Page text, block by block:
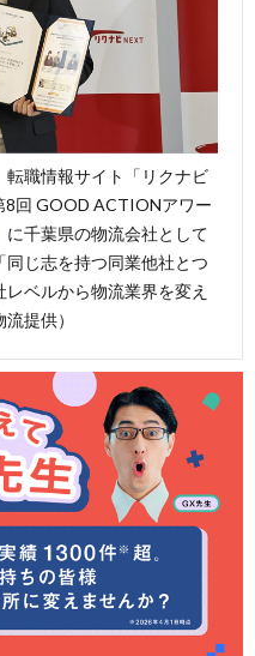
職情報サイト「リクナビ
8回 GOOD ACTIONアワー
に千葉県の物流会社として
じ志を持つ同業他社とつ
ベルから物流業界を変え
提供）